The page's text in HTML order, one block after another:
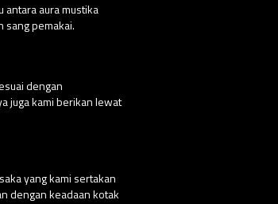
antara aura mustika
sang pemakai.
dengan
juga kami berikan lewat
yang kami sertakan
dengan keadaan kotak